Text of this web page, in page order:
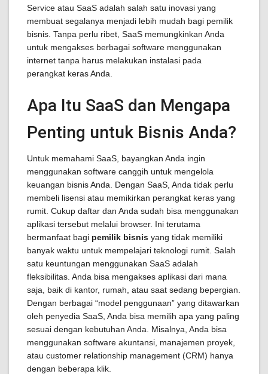
Service atau SaaS adalah salah satu inovasi yang
membuat segalanya menjadi lebih mudah bagi pemilik
bisnis. Tanpa perlu ribet, SaaS memungkinkan Anda
untuk mengakses berbagai software menggunakan
internet tanpa harus melakukan instalasi pada
perangkat keras Anda.
Apa Itu SaaS dan Mengapa
Penting untuk Bisnis Anda?
Untuk memahami SaaS, bayangkan Anda ingin
menggunakan software canggih untuk mengelola
keuangan bisnis Anda. Dengan SaaS, Anda tidak perlu
membeli lisensi atau memikirkan perangkat keras yang
rumit. Cukup daftar dan Anda sudah bisa menggunakan
aplikasi tersebut melalui browser. Ini terutama
bermanfaat bagi pemilik bisnis yang tidak memiliki
banyak waktu untuk mempelajari teknologi rumit. Salah
satu keuntungan menggunakan SaaS adalah
fleksibilitas. Anda bisa mengakses aplikasi dari mana
saja, baik di kantor, rumah, atau saat sedang bepergian.
Dengan berbagai “model penggunaan” yang ditawarkan
oleh penyedia SaaS, Anda bisa memilih apa yang paling
sesuai dengan kebutuhan Anda. Misalnya, Anda bisa
menggunakan software akuntansi, manajemen proyek,
atau customer relationship management (CRM) hanya
dengan beberapa klik.